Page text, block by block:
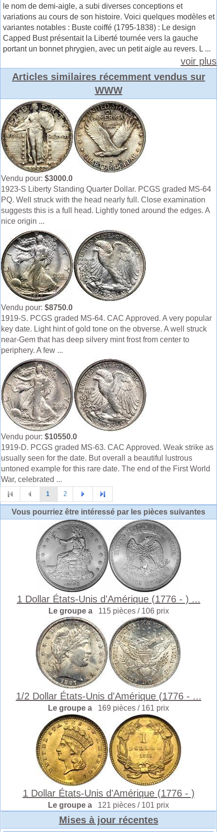
le nom de demi-aigle, a subi diverses conceptions et
variations au cours de son histoire. Voici quelques modèles et
variantes notables : Buste coiffé (1795-1838) : Le design
Capped Bust présentait la Liberté tournée vers la gauche
portant un bonnet phrygien, avec un petit aigle au revers. L ...
voir plus
Articles similaires récemment vendus sur
WWW
Vendu pour: $3000.0
1923-S Liberty Standing Quarter Dollar. PCGS graded MS-64
PQ. Well struck with the head nearly full. Close examination
suggests this is a full head. Lightly toned around the edges. A
nice origin ...
Vendu pour: $8750.0
1919-S. PCGS graded MS-64. CAC Approved. A very popular
key date. Light hint of gold tone on the obverse. A well struck
near-Gem that has deep silvery mint frost from center to
periphery. A few ...
Vendu pour: $10550.0
1919-D. PCGS graded MS-63. CAC Approved. Weak strike as
usually seen for the date. But overall a beautiful lustrous
untoned example for this rare date. The end of the First World
War, celebrated ...
1 2
Vous pourriez être intéressé par les pièces suivantes
1 Dollar États-Unis d'Amérique (1776 - ) ...
Le groupe a 115 pièces / 106 prix
1/2 Dollar États-Unis d'Amérique (1776 - ...
Le groupe a 169 pièces / 161 prix
1 Dollar États-Unis d'Amérique (1776 - )
Le groupe a 121 pièces / 101 prix
Mises à jour récentes